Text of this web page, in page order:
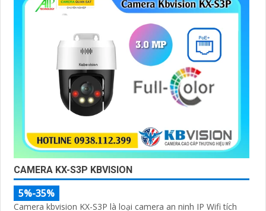
CAMERA KX-S3P KBVISION
5%-35%
Camera kbvision KX-S3P là loại camera an ninh IP Wifi tích